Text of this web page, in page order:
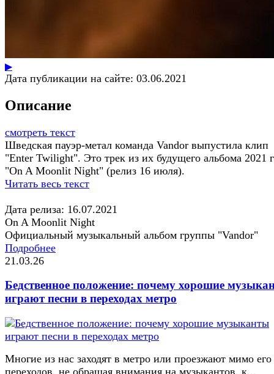
▶
Дата публикации на сайте: 03.06.2021
Описание
смотреть текст
Шведская пауэр-метал команда Vandor выпустила клип
"Enter Twilight". Это трек из их будущего альбома 2021
"On A Moonlit Night" (релиз 16 июля).
Читать весь текст
Дата релиза: 16.07.2021
On A Moonlit Night
Официальный музыкальный альбом группы "Vandor"
Подробнее
21.03.26
Бедственное положение: почему хорошие
играют песни в переходах метро
Многие из нас заходят в метро или проезжают мимо его